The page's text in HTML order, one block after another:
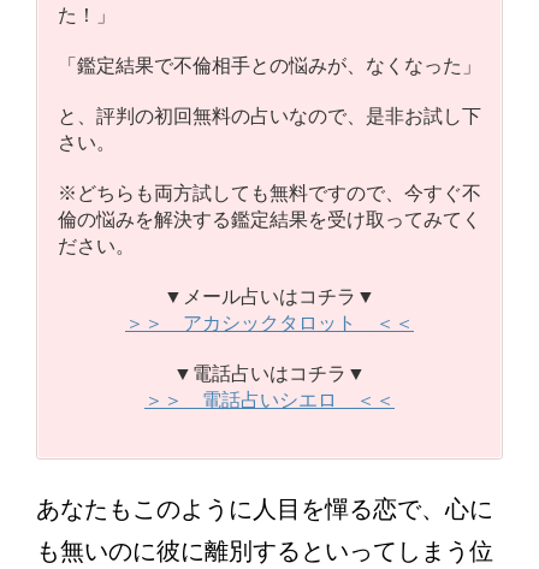
た！」
「鑑定結果で不倫相手との悩みが、なくなった」
と、評判の初回無料の占いなので、是非お試し下
さい。
※どちらも両方試しても無料ですので、今すぐ不
倫の悩みを解決する鑑定結果を受け取ってみてく
ださい。
▼メール占いはコチラ▼
＞＞ アカシックタロット ＜＜
▼電話占いはコチラ▼
＞＞ 電話占いシエロ ＜＜
あなたもこのように人目を憚る恋で、心に
も無いのに彼に離別するといってしまう位